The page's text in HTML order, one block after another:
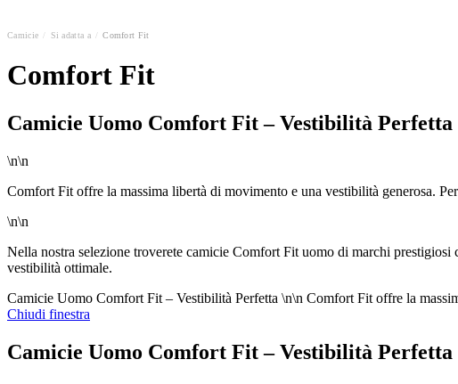
Camicie Si adatta a Comfort Fit
Comfort Fit
Camicie Uomo Comfort Fit – Vestibilità Perfetta
\n\n
Comfort Fit offre la massima libertà di movimento e una vestibilità generosa.
\n\n
Nella nostra selezione troverete camicie Comfort Fit uomo di marchi
vestibilità ottimale.
Camicie Uomo Comfort Fit – Vestibilità Perfetta \n\n Comfort Fit offre la
Chiudi finestra
Camicie Uomo Comfort Fit – Vestibilità Perfetta